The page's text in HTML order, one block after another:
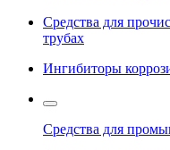
Средства для
трубах
Ингибиторы
Средства для